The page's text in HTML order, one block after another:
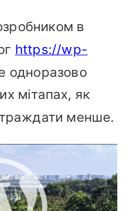
в
https://wp-
одноразово
мітапах, як
менше.